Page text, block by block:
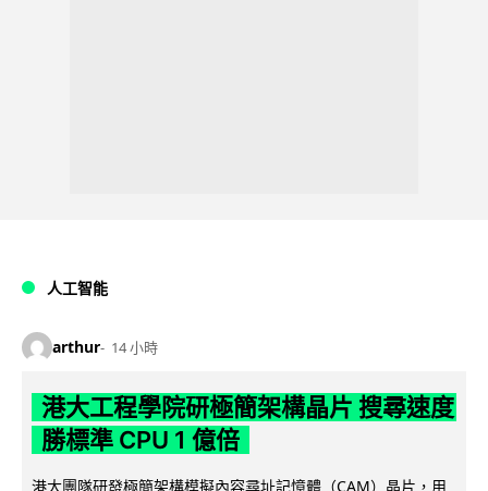
人工智能
arthur 14 小時
港大工程學院研極簡架構晶片 搜尋速度
勝標準 CPU 1 億倍
港大團隊研發極簡架構模擬內容尋址記憶體（CAM）晶片，用